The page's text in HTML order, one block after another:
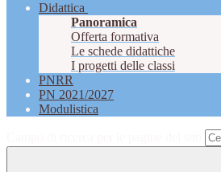
Didattica
Panoramica
Offerta formativa
Le schede didattiche
I progetti delle classi
PNRR
PN 2021/2027
Modulistica